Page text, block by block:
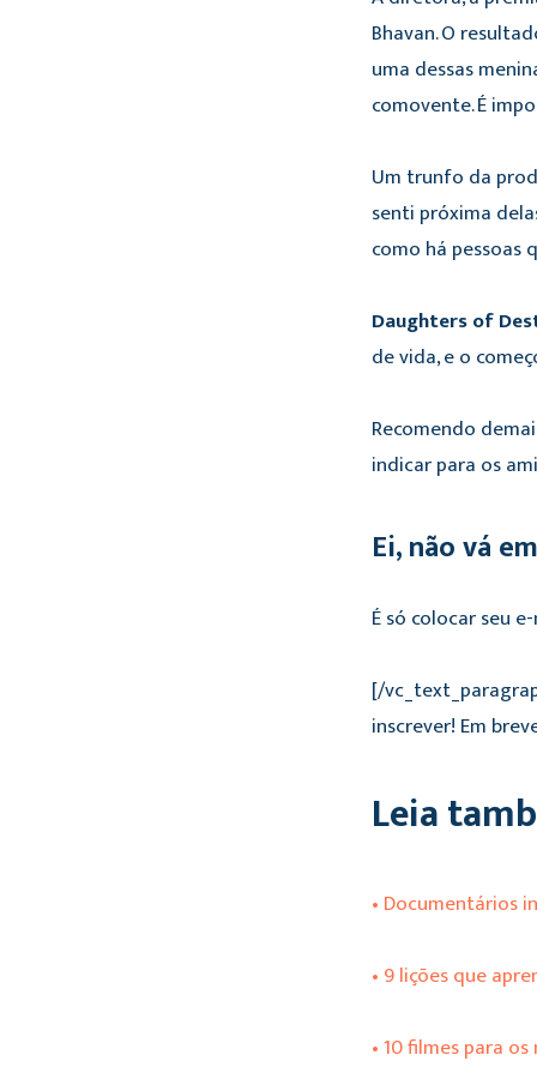
Bhavan. O
uma dessas
comovente. É
Um trunfo da
senti próxima
como há pessoas
Daughters of
de vida, e o
Recomendo
indicar para os
Ei, não vá
É só colocar seu
[/
inscrever! Em
Leia
• Documentários
• 9 lições que
• 10 filmes para